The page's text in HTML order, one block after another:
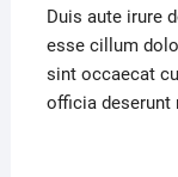
Duis aute irure
esse cillum
sint occaecat
officia deserunt